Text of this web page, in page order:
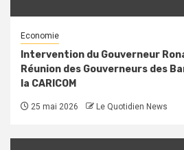
Economie
Intervention du Gouverneur
Réunion des Gouverneurs des
la CARICOM
25 mai 2026 Le Quotidien News